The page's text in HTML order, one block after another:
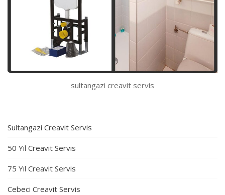
sultangazi creavit servis
Sultangazi Creavit Servis
50 Yıl Creavit Servis
75 Yıl Creavit Servis
Cebeci Creavit Servis